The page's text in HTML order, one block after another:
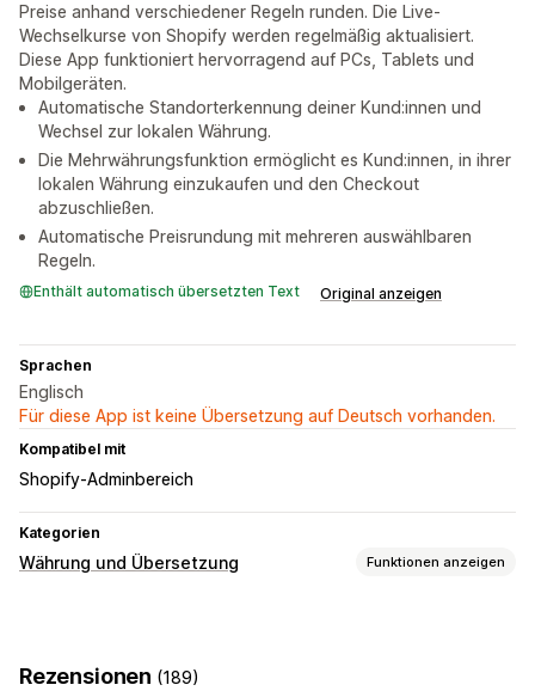
Preise anhand verschiedener Regeln runden. Die Live-
Wechselkurse von Shopify werden regelmäßig aktualisiert.
Diese App funktioniert hervorragend auf PCs, Tablets und
Mobilgeräten.
Automatische Standorterkennung deiner Kund:innen und
Wechsel zur lokalen Währung.
Die Mehrwährungsfunktion ermöglicht es Kund:innen, in ihrer
lokalen Währung einzukaufen und den Checkout
abzuschließen.
Automatische Preisrundung mit mehreren auswählbaren
Regeln.
Enthält automatisch übersetzten Text Original anzeigen
Sprachen
Englisch
Für diese App ist keine Übersetzung auf Deutsch vorhanden.
Kompatibel mit
Shopify-Adminbereich
Kategorien
Währung und Übersetzung Funktionen anzeigen
Mehrere Währungen Länderauswahl
Rezensionen (189)